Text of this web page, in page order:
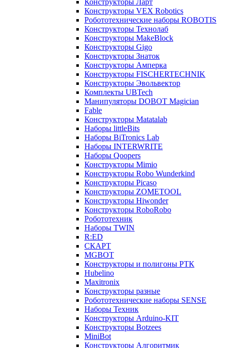
Конструкторы Ларт
Конструкторы VEX Robotics
Робототехнические наборы ROBOTIS
Конструкторы Технолаб
Конструкторы MakeBlock
Конструкторы Gigo
Конструкторы Знаток
Конструкторы Амперка
Конструкторы FISCHERTECHNIK
Конструкторы Эвольвектор
Комплекты UBTech
Манипуляторы DOBOT Magician
Fable
Конструкторы Matatalab
Наборы littleBits
Наборы BiTronics Lab
Наборы INTERWRITE
Наборы Qoopers
Конструкторы Mimio
Конструкторы Robo Wunderkind
Конструкторы Picaso
Конструкторы ZOMETOOL
Конструкторы Hiwonder
Конструкторы RoboRobo
Робототехник
Наборы TWIN
R:ED
СКАРТ
MGBOT
Конструкторы и полигоны РТК
Hubelino
Maxitronix
Конструкторы разные
Робототехнические наборы SENSE
Наборы Техник
Конструкторы Arduino-KIT
Конструкторы Botzees
MiniBot
Конструкторы Алгоритмик